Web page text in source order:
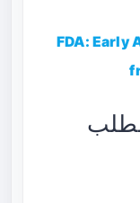
FDA: Early